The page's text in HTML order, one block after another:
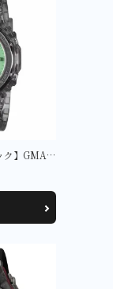
【G-SHOCK ジーショック】GMA-P2100SR-1AJF